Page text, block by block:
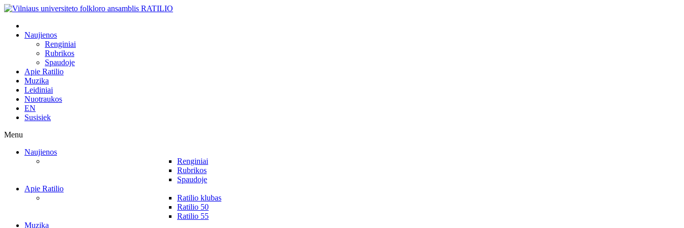
Naujienos
Renginiai
Rubrikos
Spaudoje
Apie Ratilio
Muzika
Leidiniai
Nuotraukos
EN
Susisiek
Menu
Naujienos
Renginiai
Rubrikos
Spaudoje
Apie Ratilio
Ratilio klubas
Ratilio 50
Ratilio 55
Muzika